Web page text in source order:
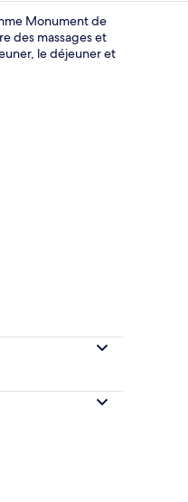
Monument de
des massages et
le déjeuner et